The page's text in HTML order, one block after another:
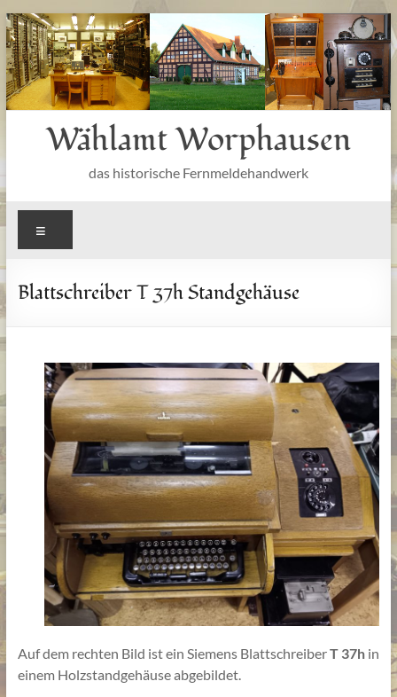
Zum
Inhalt
springen
Wählamt Worphausen
das historische Fernmeldehandwerk
Blattschreiber T 37h Standgehäuse
Auf dem rechten Bild ist ein Siemens BlattschreiberT 37hin
einem Holzstandgehäuse abgebildet.